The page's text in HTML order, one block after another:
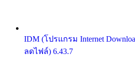
IDM (โปรแกรม Internet
ลดไฟล์) 6.43.7